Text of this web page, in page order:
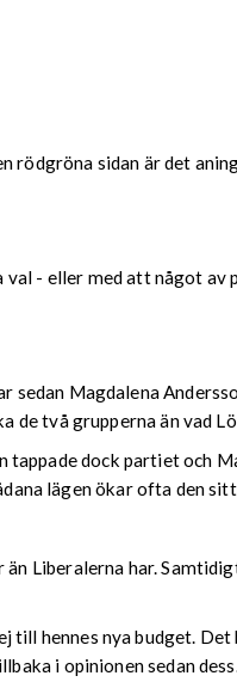
rödgröna sidan är det
- eller med att något av
sedan Magdalena
de två grupperna än vad
dock partiet och
lägen ökar ofta den
Liberalerna har.
till hennes nya budget.
i opinionen sedan dess.